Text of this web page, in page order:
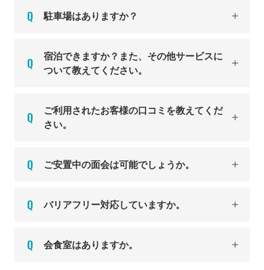
駐車場はありますか？
宿泊できますか？また、その他サービスに
ついて教えてください。
ご利用されたお客様の口コミを教えてくだ
さい。
ご安置中の面会は可能でしょうか。
バリアフリー対応していますか。
会食室はありますか。